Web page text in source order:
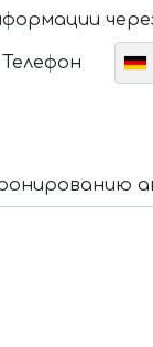
Телефон